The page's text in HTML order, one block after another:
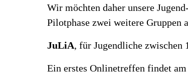
Wir möchten daher unsere
Pilotphase zwei weitere Gruppen
JuLiA, für Jugendliche zwischen
Ein erstes Onlinetreffen findet